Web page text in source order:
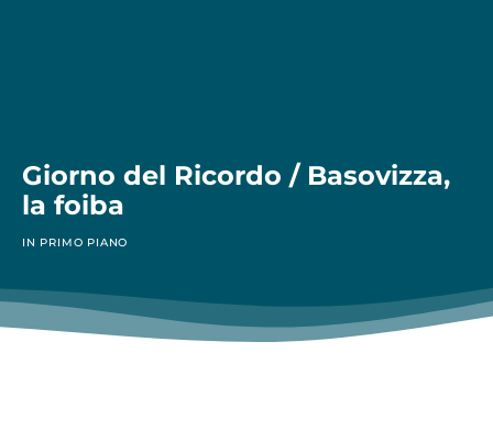
Giorno del Ricordo / Basovizza,
la foiba
IN PRIMO PIANO